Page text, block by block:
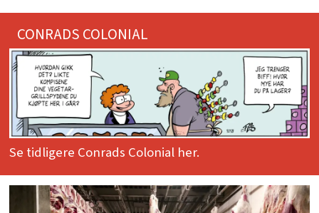
CONRADS COLONIAL
Se tidligere Conrads Colonial her.